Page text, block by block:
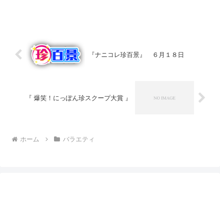
『ナニコレ珍百景』 ６月１８日
『 爆笑！にっぽん珍スクープ大賞 』
ホーム バラエティ